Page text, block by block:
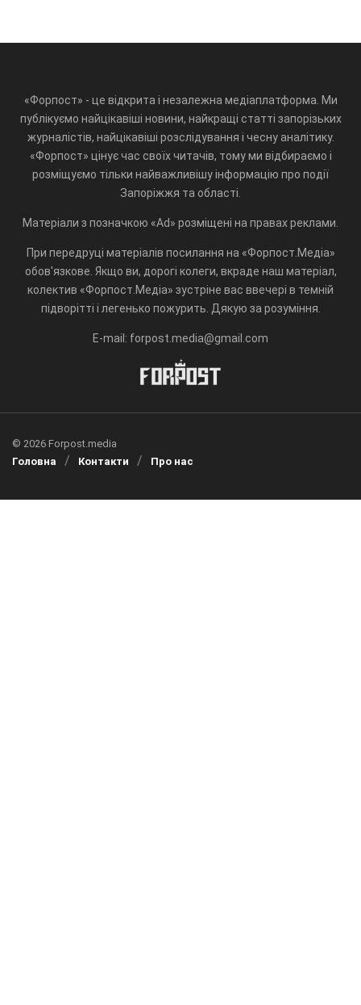
«Форпост» - це відкрита і незалежна медіаплатформа. Ми
публікуємо найцікавіші новини, найкращі статті запорізьких
журналістів, найцікавіші розслідування і чесну аналітику.
«Форпост» цінує час своїх читачів, тому ми відбираємо і
розміщуємо тільки найважливішу інформацію про події
Запоріжжя та області.
Матеріали з позначкою «Ad» розміщені на правах реклами.
При передруці матеріалів посилання на «Форпост.Медіа»
обов'язкове. Якщо ви, дорогі колеги, вкраде наш матеріал,
колектив «Форпост.Медіа» зустріне вас ввечері в темній
підворітті і легенько пожурить. Дякую за розуміння.
E-mail: forpost.media@gmail.com
© 2026 Forpost.media
Головна
Контакти Про нас